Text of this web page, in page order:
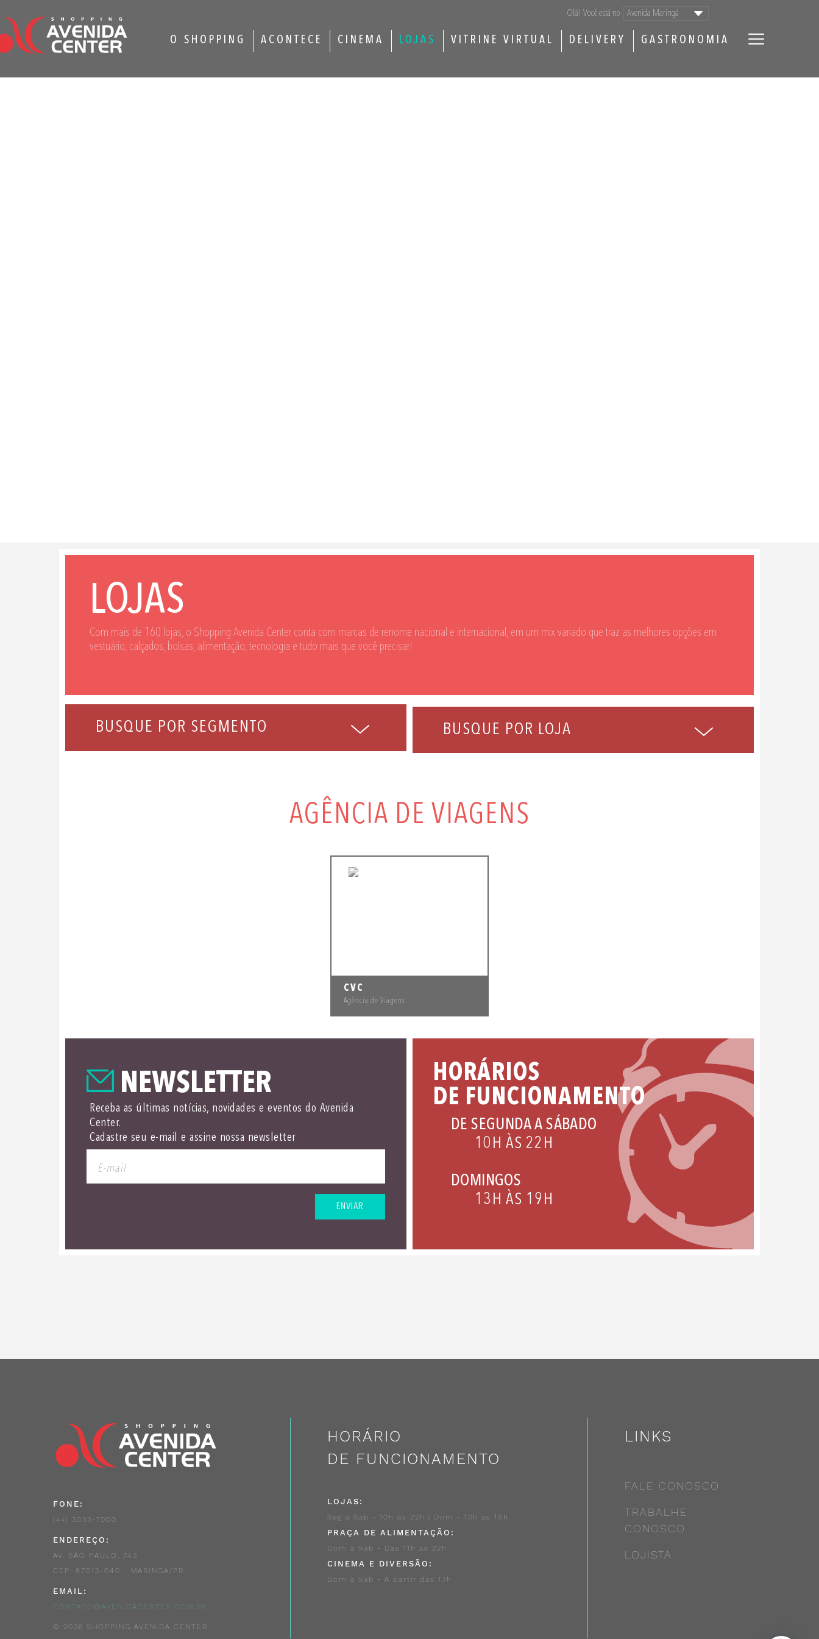
Olá! Você está no
O SHOPPING ACONTECE CINEMA LOJAS VITRINE VIRTUAL DELIVERY GASTRONOMIA
LOJAS
Com mais de 160 lojas, o Shopping Avenida Center conta com marcas de renome nacional e internacional, em um mix variado que traz as melhores opções em
vestuário, calçados, bolsas, alimentação, tecnologia e tudo mais que você precisar!
BUSQUE POR LOJA
AGÊNCIA DE VIAGENS
CVC
Agência de Viagens
NEWSLETTER
Receba as últimas notícias, novidades e eventos do Avenida
Center.
Cadastre seu e-mail e assine nossa newsletter
ENVIAR
HORÁRIOS
DE FUNCIONAMENTO
DE SEGUNDA A SÁBADO
10H ÀS 22H
DOMINGOS
13H ÀS 19H
FONE:
(44) 3033-7000
ENDEREÇO:
AV. SÃO PAULO, 743
CEP: 87013-040 - MARINGÁ/PR
EMAIL:
CONTATO@AVENIDACENTER.COM.BR
© 2026 SHOPPING AVENIDA CENTER
HORÁRIO
DE FUNCIONAMENTO
LOJAS:
Seg à Sáb - 10h às 22h | Dom - 13h às 19h
PRAÇA DE ALIMENTAÇÃO:
Dom à Sáb - Das 11h às 22h
CINEMA E DIVERSÃO:
Dom à Sáb - A partir das 13h
LINKS
FALE CONOSCO
TRABALHE
CONOSCO
LOJISTA